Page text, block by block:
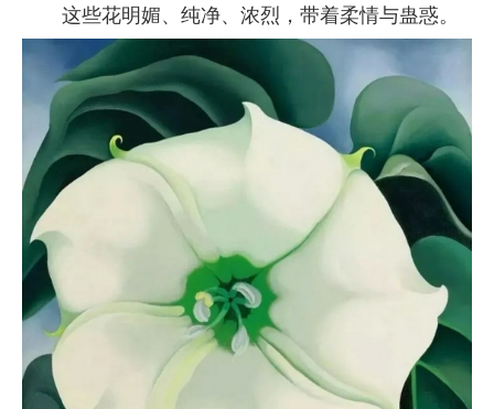
这些花明媚、纯净、浓烈，带着柔情与蛊惑。